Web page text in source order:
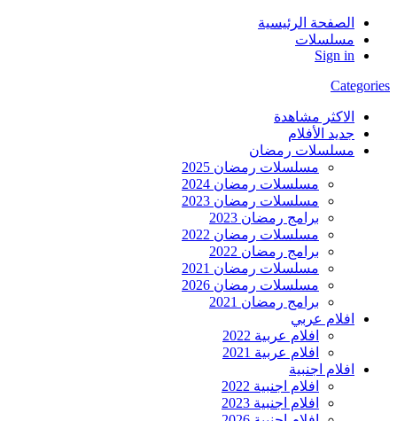
الصفحة الرئيسية
مسلسلات
Sign in
Categories
الاكثر مشاهدة
جديد الأفلام
مسلسلات رمضان
مسلسلات رمضان 2025
مسلسلات رمضان 2024
مسلسلات رمضان 2023
برامج رمضان 2023
مسلسلات رمضان 2022
برامج رمضان 2022
مسلسلات رمضان 2021
مسلسلات رمضان 2026
برامج رمضان 2021
افلام عربي
افلام عربية 2022
افلام عربية 2021
افلام اجنبية
افلام اجنبية 2022
افلام اجنبية 2023